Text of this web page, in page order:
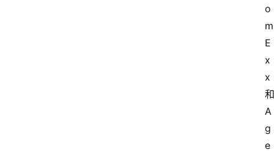
o
m
E
x
x
和
A
g
e